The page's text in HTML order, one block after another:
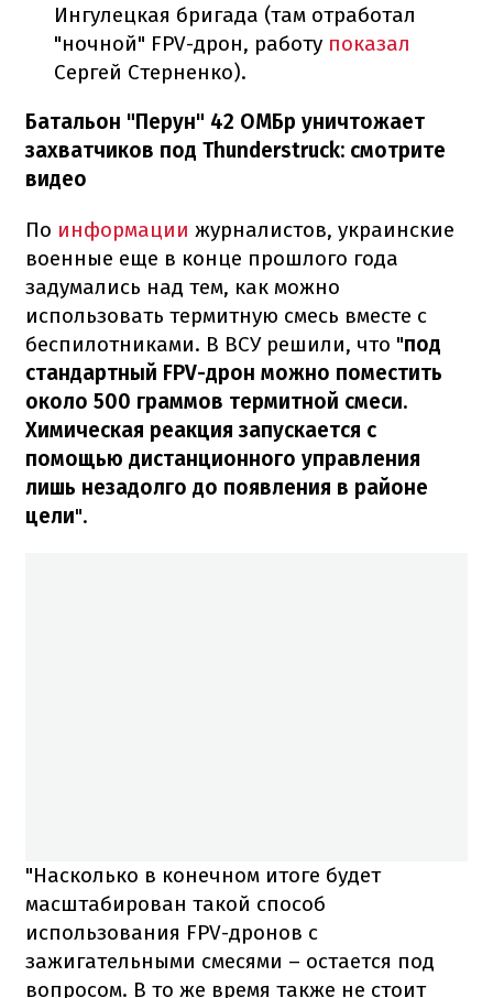
Ингулецкая бригада (там отработал
"ночной" FPV-дрон, работу показал
Сергей Стерненко).
Батальон "Перун" 42 ОМБр уничтожает
захватчиков под Thunderstruck: смотрите
видео
По информации журналистов, украинские
военные еще в конце прошлого года
задумались над тем, как можно
использовать термитную смесь вместе с
беспилотниками. В ВСУ решили, что "под
стандартный FPV-дрон можно поместить
около 500 граммов термитной смеси.
Химическая реакция запускается с
помощью дистанционного управления
лишь незадолго до появления в районе
цели".
"Насколько в конечном итоге будет
масштабирован такой способ
использования FPV-дронов с
зажигательными смесями – остается под
вопросом. В то же время также не стоит